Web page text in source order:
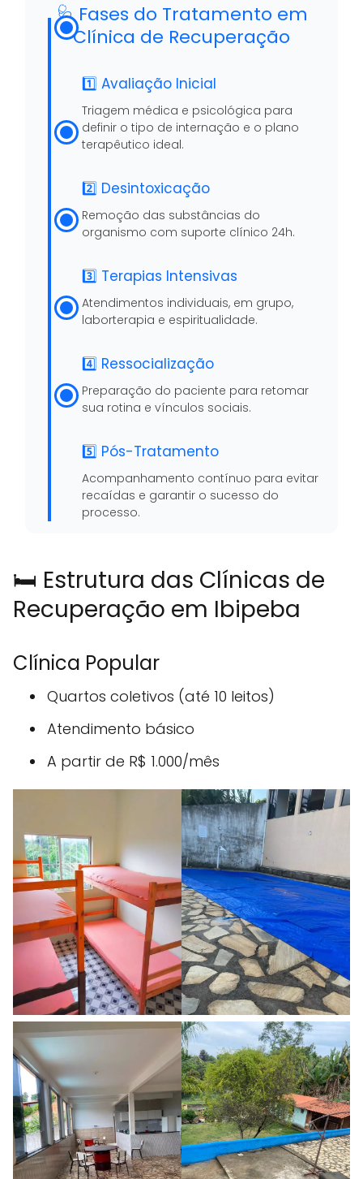
🩺 Fases do Tratamento em
Clínica de Recuperação
1️⃣ Avaliação Inicial
Triagem médica e psicológica para
definir o tipo de internação e o plano
terapêutico ideal.
2️⃣ Desintoxicação
Remoção das substâncias do
organismo com suporte clínico 24h.
3️⃣ Terapias Intensivas
Atendimentos individuais, em grupo,
laborterapia e espiritualidade.
4️⃣ Ressocialização
Preparação do paciente para retomar
sua rotina e vínculos sociais.
5️⃣ Pós-Tratamento
Acompanhamento contínuo para evitar
recaídas e garantir o sucesso do
processo.
🛏️ Estrutura das Clínicas de
Recuperação em Ibipeba
Clínica Popular
Quartos coletivos (até 10 leitos)
Atendimento básico
A partir de R$ 1.000/mês